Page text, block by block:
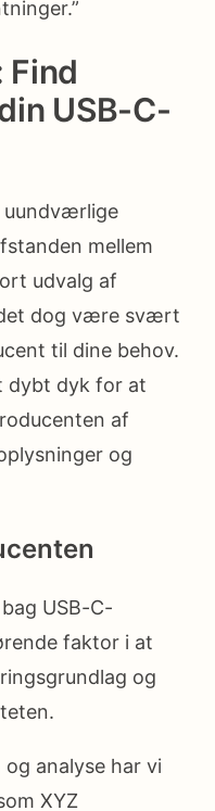
Find
USB-C-
uundværlige
mellem
udvalg af
dog være svært
til dine behov.
dybt dyk for at
af
og
USB-C-
faktor i at
og
analyse har vi
XYZ